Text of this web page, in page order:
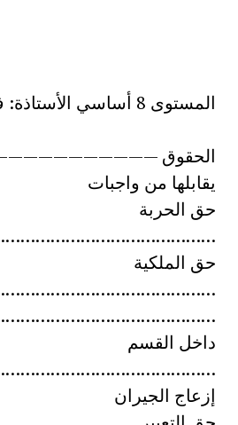
المستوى 8 أساسي الأستاذة: فتحية بن صميدة
الحقوق
يقابلها من واجبات
حق الحربة
حق الملكية
داخل القسم
إزعاج الجيران